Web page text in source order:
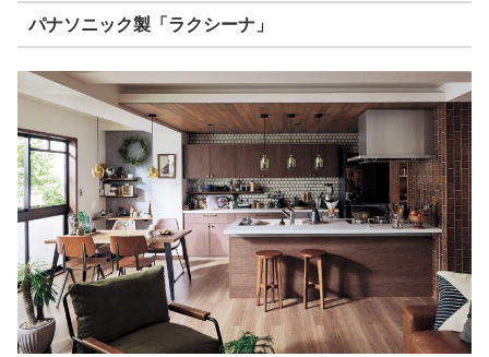
パナソニック製「ラクシーナ」